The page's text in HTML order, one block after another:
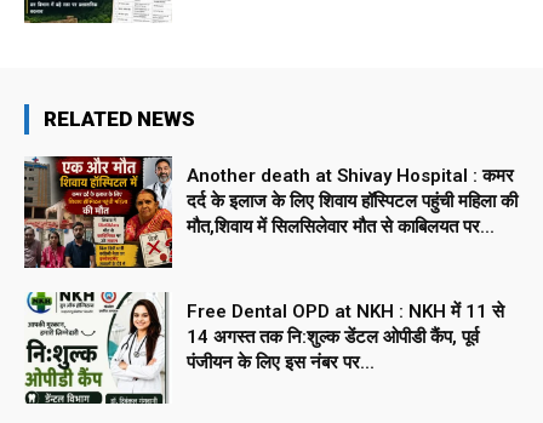
RELATED NEWS
Another death at Shivay Hospital : कमर
दर्द के इलाज के लिए शिवाय हॉस्पिटल पहुंची महिला की
मौत,शिवाय में सिलसिलेवार मौत से काबिलयत पर...
Free Dental OPD at NKH : NKH में 11 से
14 अगस्त तक नि:शुल्क डेंटल ओपीडी कैंप, पूर्व
पंजीयन के लिए इस नंबर पर...